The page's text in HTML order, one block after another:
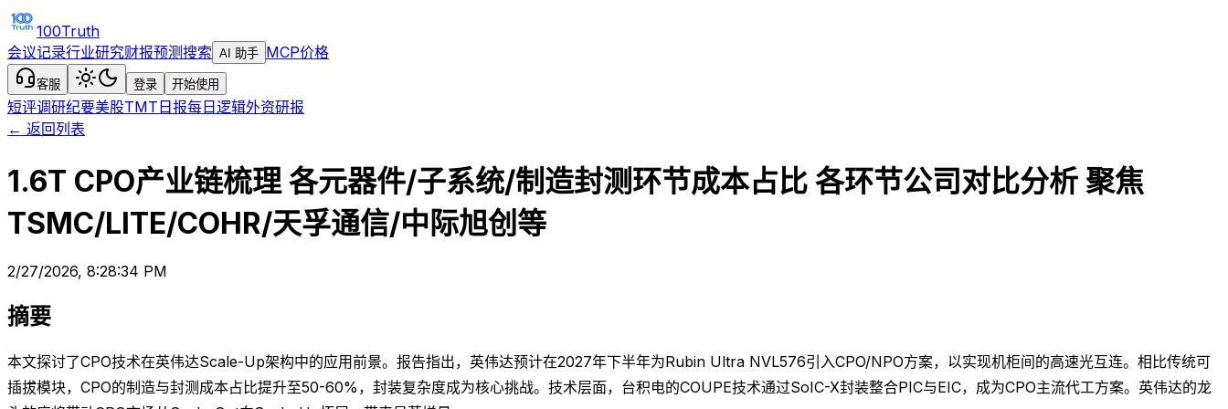
100Truth
会议记录行业研究财报预测搜索 AI 助手 MCP价格
客服 登录 开始使用
短评调研纪要美股TMT日报每日逻辑外资研报
← 返回列表
1.6T CPO产业链梳理 各元器件/子系统/制造封测环节成本占比 各环节公司对比分析 聚焦
TSMC/LITE/COHR/天孚通信/中际旭创等
2/27/2026, 8:28:34 PM
摘要
本文探讨了CPO技术在英伟达Scale-Up架构中的应用前景。报告指出，英伟达预计在2027年下半年为Rubin Ultra NVL576引入CPO/NPO方案，以实现机柜间的高速光互连。相比传统可
插拔模块，CPO的制造与封测成本占比提升至50-60%，封装复杂度成为核心挑战。技术层面，台积电的COUPE技术通过SoIC-X封装整合PIC与EIC，成为CPO主流代工方案。英伟达的龙